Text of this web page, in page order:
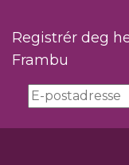
Registrér deg
Frambu